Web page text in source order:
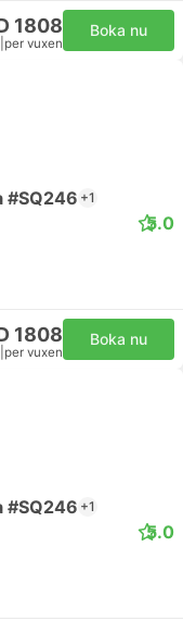
1808
per vuxen
Boka nu
#SQ246 +1
5.0
1808
per vuxen
Boka nu
#SQ246 +1
5.0